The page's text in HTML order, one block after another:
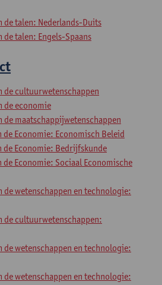
de talen: Nederlands-Duits
de talen: Engels-Spaans
de cultuurwetenschappen
de economie
de maatschappijwetenschappen
de Economie: Economisch Beleid
de Economie: Bedrijfskunde
de Economie: Sociaal Economische
de wetenschappen en technologie:
de cultuurwetenschappen:
de wetenschappen en technologie:
de wetenschappen en technologie: